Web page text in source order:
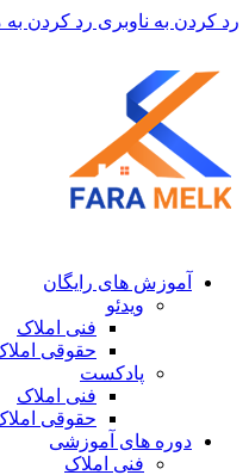
رد کردن به ناوبری رد کردن
آموزش های رایگان
ویدئو
فنی املاک
حقوقی
پادکست
فنی املاک
حقوقی
دوره های آموزشی
فنی املاک